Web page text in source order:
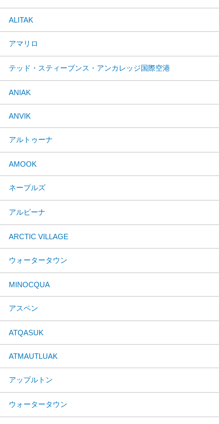
ALITAK
アマリロ
テッド・スティーブンス・アンカレッジ国際空港
ANIAK
ANVIK
アルトゥーナ
AMOOK
ネープルズ
アルピーナ
ARCTIC VILLAGE
ウォータータウン
MINOCQUA
アスペン
ATQASUK
ATMAUTLUAK
アップルトン
ウォータータウン